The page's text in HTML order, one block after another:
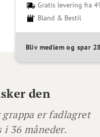
Gratis levering fra
Bland & Bestil
Bliv medlem og spar
den
er fadlagret
36 måneder.